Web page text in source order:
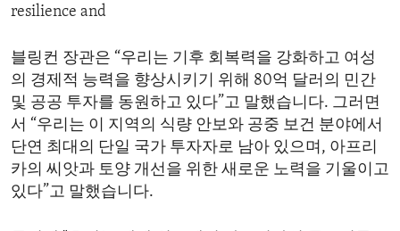
resilience and
블링컨 장관은 “우리는 기후 회복력을 강화하고 여성
의 경제적 능력을 향상시키기 위해 80억 달러의 민간
및 공공 투자를 동원하고 있다”고 말했습니다. 그러면
서 “우리는 이 지역의 식량 안보와 공중 보건 분야에서
단연 최대의 단일 국가 투자자로 남아 있으며, 아프리
카의 씨앗과 토양 개선을 위한 새로운 노력을 기울이고
있다”고 말했습니다.